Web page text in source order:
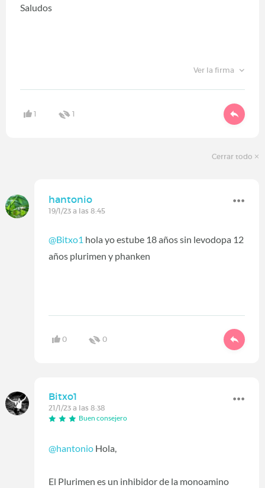
Saludos
Ver la firma
1 1
Cerrar todo
hantonio
19/1/23 a las 8:45
@Bitxo1 hola yo estube 18 años sin levodopa 12
años plurimen y phanken
0 0
Bitxo1
21/1/23 a las 8:38
Buen consejero
@hantonio Hola,
El Plurimen es un inhibidor de la monoamino